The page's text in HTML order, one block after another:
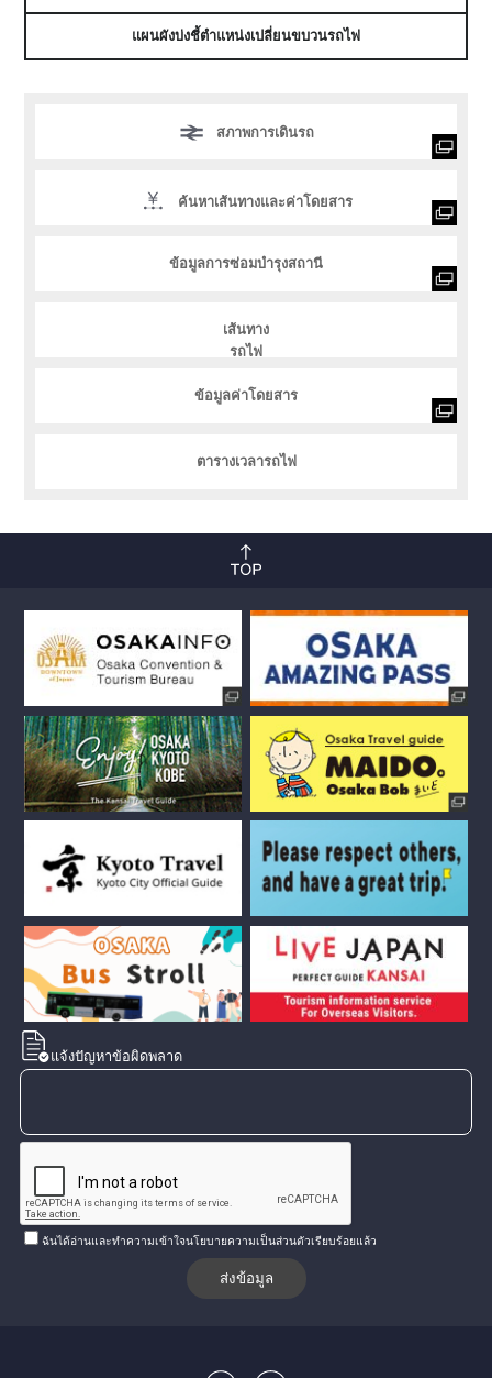
แผนผังบ่งชี้ตำแหน่งเปลี่ยนขบวนรถไฟ
สภาพการเดินรถ
ค้นหาเส้นทางและค่าโดยสาร
ข้อมูลการซ่อมบำรุงสถานี
เส้นทาง
รถไฟ
ข้อมูลค่าโดยสาร
ตารางเวลารถไฟ
แจ้งปัญหาข้อผิดพลาด
ฉันได้อ่านและทำความเข้าใจนโยบายความเป็นส่วนตัวเรียบร้อยแล้ว